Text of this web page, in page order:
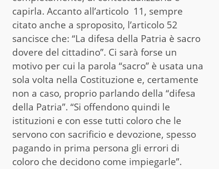
capirla. Accanto all’articolo 11, sempre
citato anche a sproposito, l’articolo 52
sancisce che: “La difesa della Patria è sacro
dovere del cittadino”. Ci sarà forse un
motivo per cui la parola “sacro” è usata una
sola volta nella Costituzione e, certamente
non a caso, proprio parlando della “difesa
della Patria”. “Si offendono quindi le
istituzioni e con esse tutti coloro che le
servono con sacrificio e devozione, spesso
pagando in prima persona gli errori di
coloro che decidono come impiegarle”.